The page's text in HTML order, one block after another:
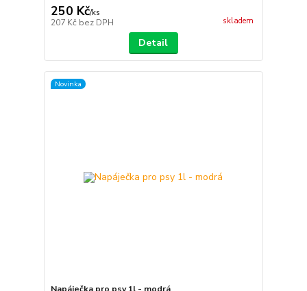
250 Kč/ks
207 Kč bez DPH skladem
Detail
Novinka
Napáječka pro psy 1l - modrá